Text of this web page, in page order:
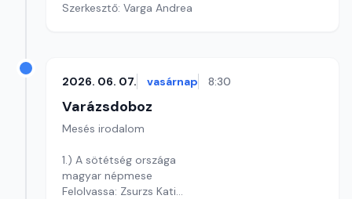
Szerkesztő: Varga Andrea
2026. 06. 07. vasárnap 8:30
Varázsdoboz
Mesés irodalom
1.) A sötétség országa
magyar népmese
Felolvassa: Zsurzs Kati